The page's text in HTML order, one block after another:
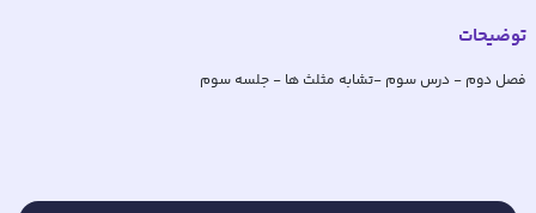
توضیحات
فصل دوم - درس سوم -تشابه مثلث ها - جلسه سوم